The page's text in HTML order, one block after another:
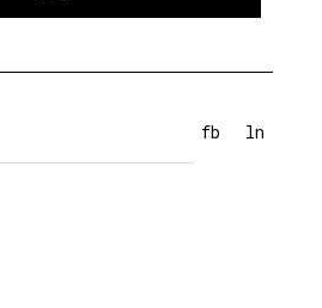
fb ln